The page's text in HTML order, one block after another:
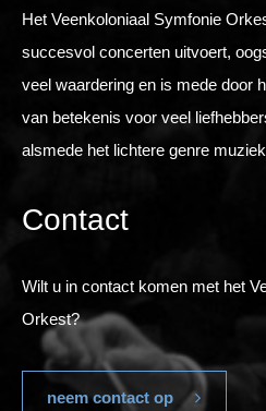
Het Veenkoloniaal Symfonie
succesvol concerten uitvoert,
veel waardering en is mede door
van betekenis voor veel
alsmede het lichtere genre
Contact
Wilt u in contact komen met het
Orkest?
neem contact op